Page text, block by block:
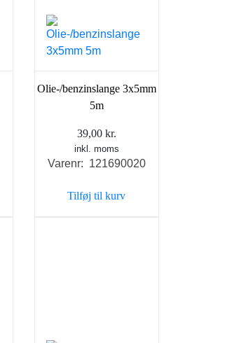
Olie-/benzinslange 3x5mm
5m
39,00 kr.
inkl. moms
Varenr: 121690020
Tilføj til kurv